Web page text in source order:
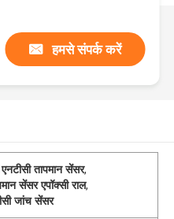
हमसे संपर्क करें
तापमान सेंसर,
सेंसर एपॉक्सी राल,
जांच सेंसर